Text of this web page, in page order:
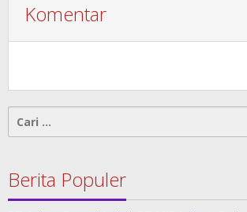
Komentar
Cari
Berita Populer